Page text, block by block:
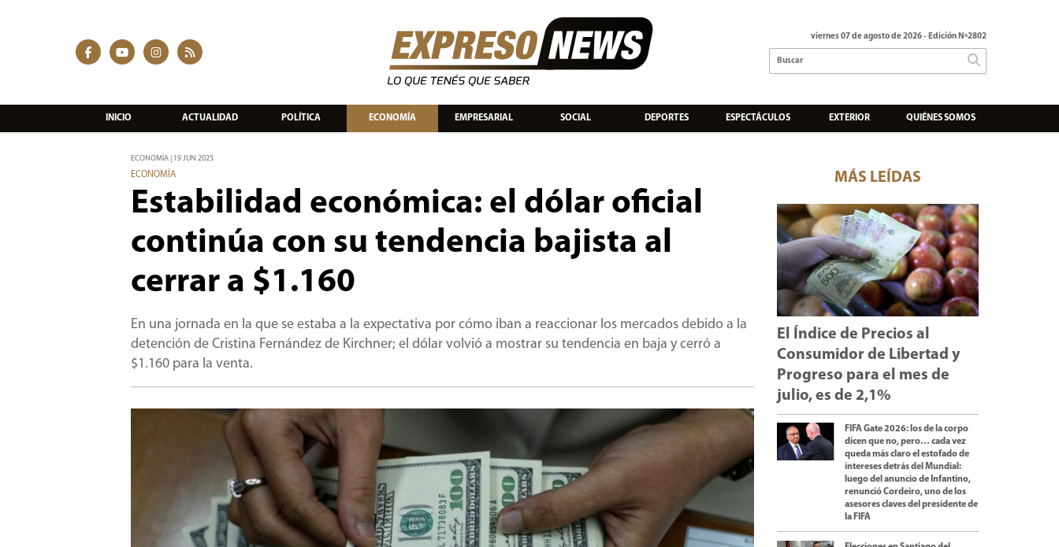
viernes 07 de agosto de 2026- Edición Nº2802
INICIO ACTUALIDAD POLÍTICA ECONOMÍA EMPRESARIAL SOCIAL DEPORTES ESPECTÁCULOS EXTERIOR QUIÉNES SOMOS
ECONOMÍA | 19 JUN 2025
ECONOMÍA
Estabilidad económica: el dólar oficial
continúa con su tendencia bajista al
cerrar a $1.160
En una jornada en la que se estaba a la expectativa por cómo iban a reaccionar los mercados debido a la
detención de Cristina Fernández de Kirchner; el dólar volvió a mostrar su tendencia en baja y cerró a
$1.160 para la venta.
MÁS LEÍDAS
El Índice de Precios al
Consumidor de Libertad y
Progreso para el mes de
julio, es de 2,1%
FIFA Gate 2026: los de la corpo
dicen que no, pero… cada vez
queda más claro el estofado de
intereses detrás del Mundial:
luego del anuncio de Infantino,
renunció Cordeiro, uno de los
asesores claves del presidente de
la FIFA